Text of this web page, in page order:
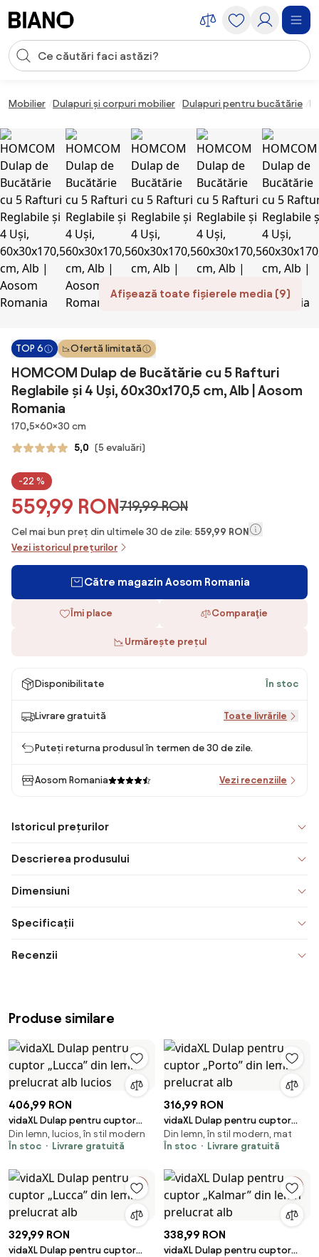
Introducerea căutării
Mobilier Dulapuri și corpuri mobilier Dulapuri pentru bucătărie
Afișează toate fișierele media (9)
TOP 6 Ofertă limitată
HOMCOM Dulap de Bucătărie cu 5 Rafturi
Reglabile și 4 Uși, 60x30x170,5 cm, Alb | Aosom
Romania
Dimensiuni
170,5×60×30 cm
5,0 (5 evaluări)
-22 %
559,99 RON719,99 RON
Cel mai bun preț din ultimele 30 de zile: 559,99 RON
Vezi istoricul prețurilor
Către magazin Aosom Romania
Îmi place Comparaţie
Urmărește prețul
Disponibilitate În stoc
Livrare gratuită Toate livrările
Puteți returna produsul în termen de 30 de zile.
Aosom Romania Vezi recenziile
Istoricul prețurilor
Descrierea produsului
Dimensiuni
Specificații
Recenzii
Produse similare
406,99 RON
vidaXL Dulap pentru cuptor
„Lucca” din lemn prelucrat alb
lucios
Din lemn, lucios, în stil modern
În stoc
Livrare gratuită
316,99 RON
vidaXL Dulap pentru cuptor
„Porto” din lemn prelucrat alb
Din lemn, în stil modern, mat
În stoc
Livrare gratuită
329,99 RON
vidaXL Dulap pentru cuptor
338,99 RON
vidaXL Dulap pentru cuptor